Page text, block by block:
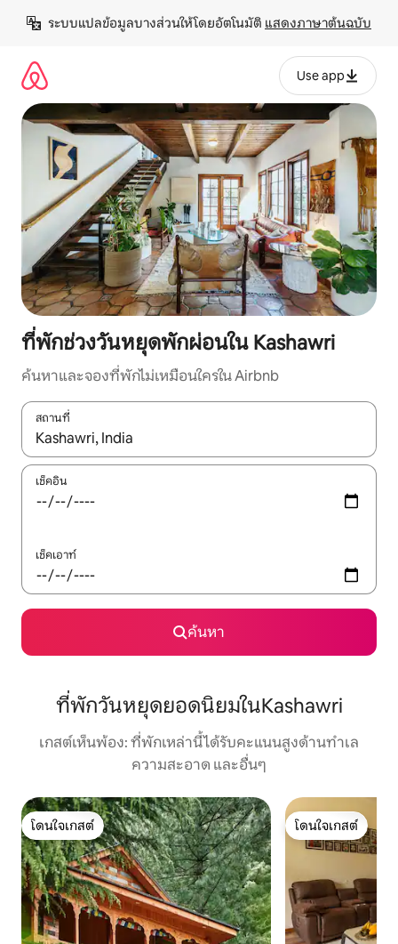
เนื้อหา
ระบบแปลข้อมูลบางส่วนให้โดยอัตโนมัติ แสดงภาษาต้นฉบับ
Use app
ที่พักช่วงวันหยุดพักผ่อนใน Kashawri
ค้นหาและจองที่พักไม่เหมือนใครใน Airbnb
สถานที่
ใช้ลูกศรขึ้นลง หรือใช้การสัมผัสหรือปัด เพื่อสำรวจผลการค้นหา
เช็คอิน
เช็คเอาท์
ค้นหา
ที่พักวันหยุดยอดนิยมในKashawri
เกสต์เห็นพ้อง: ที่พักเหล่านี้ได้รับคะแนนสูงด้านทำเล
ความสะอาด และอื่นๆ
โดนใจเกสต์
โดนใจเกสต์
โดนใจเกสต์
โดนใจเกสต์